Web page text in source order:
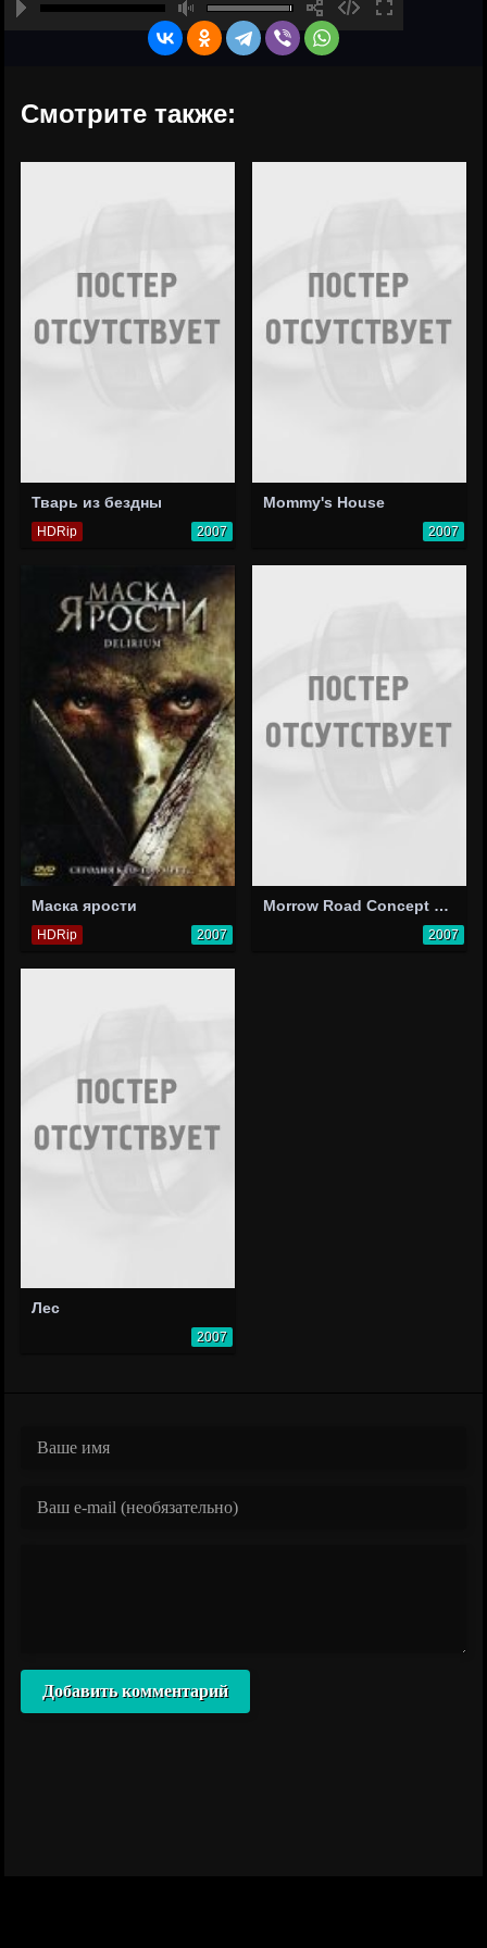
Смотрите также:
Тварь из бездны
HDRip 2007
Mommy's House
2007
Маска ярости
HDRip 2007
Morrow Road Concept Trailer 2
2007
Лес
2007
Добавить комментарий